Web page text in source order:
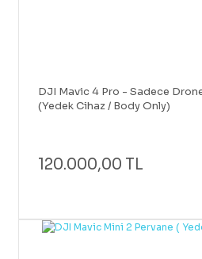
DJI Mavic 4 Pro - Sadece
(Yedek Cihaz / Body Only)
120.000,00 TL